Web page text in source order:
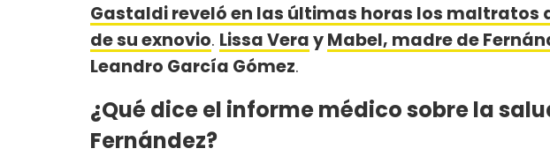
Gastaldi reveló en las últimas horas los maltratos
de su exnovio. Lissa VerayMabel, madre de
Leandro García Gómez.
¿Qué dice el informe médico sobre la
Fernández?